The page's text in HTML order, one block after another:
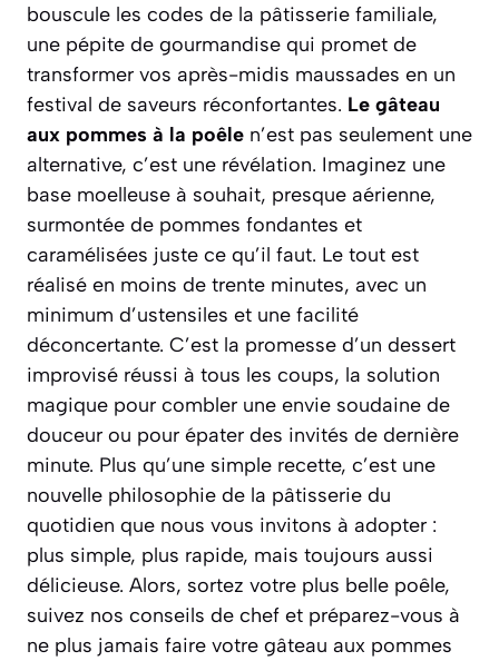
bouscule les codes de la pâtisserie familiale,
une pépite de gourmandise qui promet de
transformer vos après-midis maussades en un
festival de saveurs réconfortantes. Le gâteau
aux pommes à la poêle n’est pas seulement une
alternative, c’est une révélation. Imaginez une
base moelleuse à souhait, presque aérienne,
surmontée de pommes fondantes et
caramélisées juste ce qu’il faut. Le tout est
réalisé en moins de trente minutes, avec un
minimum d’ustensiles et une facilité
déconcertante. C’est la promesse d’un dessert
improvisé réussi à tous les coups, la solution
magique pour combler une envie soudaine de
douceur ou pour épater des invités de dernière
minute. Plus qu’une simple recette, c’est une
nouvelle philosophie de la pâtisserie du
quotidien que nous vous invitons à adopter :
plus simple, plus rapide, mais toujours aussi
délicieuse. Alors, sortez votre plus belle poêle,
suivez nos conseils de chef et préparez-vous à
ne plus jamais faire votre gâteau aux pommes